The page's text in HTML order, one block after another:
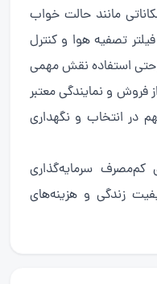
مانند حالت خواب
تصفیه هوا و کنترل
راحتی استفاده نقش مهمی
و نمایندگی معتبر
در انتخاب و نگهداری
کم‌مصرف سرمایه‌گذاری
زندگی و هزینه‌های